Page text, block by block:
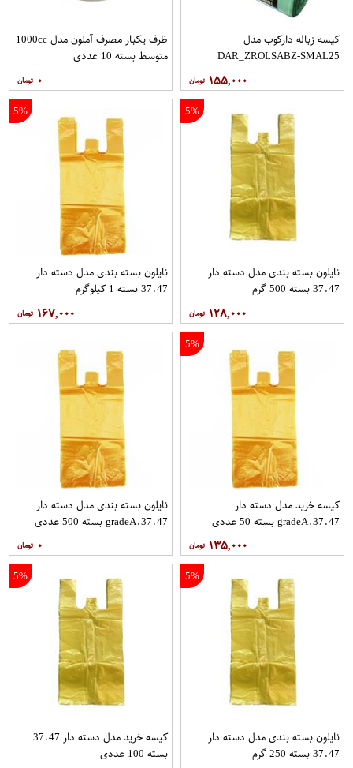
کیسه زباله دارکوب مدل
DAR_ZROLSABZ-SMAL25
۱۵۵,۰۰۰
ظرف یکبار مصرف آملون مدل 1000cc
متوسط بسته 10 عددی
۰
5%
نایلون بسته بندی مدل دسته دار
37.47 بسته 500 گرم
۱۲۸,۰۰۰
5%
نایلون بسته بندی مدل دسته دار
37.47 بسته 1 کیلوگرم
۱۶۷,۰۰۰
5%
کیسه خرید مدل دسته دار
gradeA.37.47 بسته 50 عددی
۱۳۵,۰۰۰
نایلون بسته بندی مدل دسته دار
gradeA.37.47 بسته 500 عددی
۰
5%
نایلون بسته بندی مدل دسته دار
37.47 بسته 250 گرم
5%
کیسه خرید مدل دسته دار 37.47
بسته 100 عددی